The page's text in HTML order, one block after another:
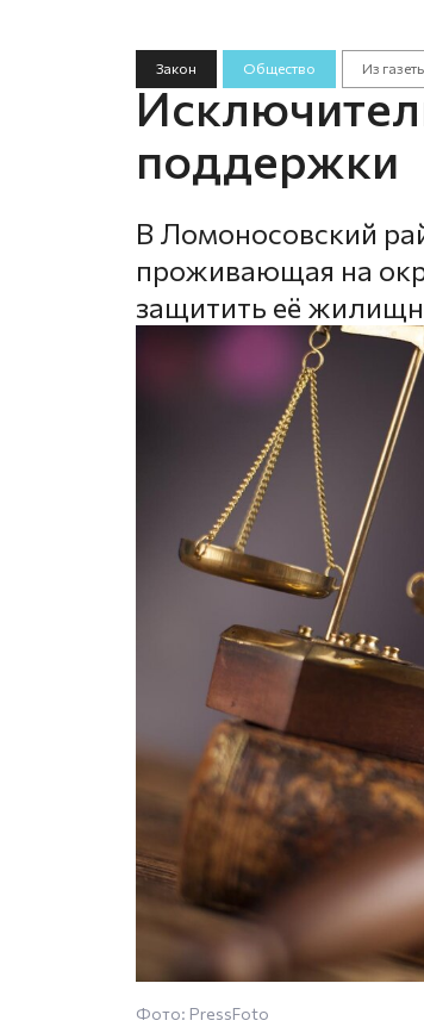
Закон Общество Из
поддержки
В Ломоносовский
проживающая на
защитить её
Фото: PressFoto